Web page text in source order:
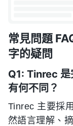
常見問題
字的疑問
Q1: Tinrec
有何不同？
Tinrec 主要採
然語言理解、